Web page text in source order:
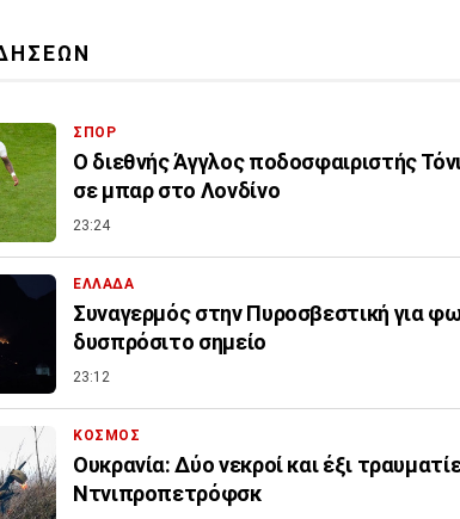
ΣΠΟΡ
Ο διεθνής Άγγλος ποδοσφαιριστής
σε μπαρ στο Λονδίνο
23:24
ΕΛΛΑΔΑ
Συναγερμός στην Πυροσβεστική για
δυσπρόσιτο σημείο
23:12
ΚΟΣΜΟΣ
Ουκρανία: Δύο νεκροί και έξι
Ντνιπροπετρόφσκ